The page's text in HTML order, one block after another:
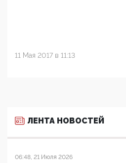
11 Мая 2017 в 11:13
ЛЕНТА НОВОСТЕЙ
06:48, 21 Июля 2026